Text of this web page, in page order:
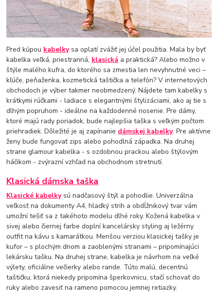
Pred kúpou kabelkysa oplatí zvážiť jej účel použitia. Mala by byť
kabelka veľká, priestranná, klasická a praktická? Alebo možno v
štýle malého kufra, do ktorého sa zmestia len nevyhnutné veci –
kľúče, peňaženka, kozmetická taštička a telefón? V internetových
obchodoch je výber takmer neobmedzený. Nájdete tam kabelky s
krátkymi rúčkami - ladiace s elegantnými štylizáciami, ako aj tie s
dlhým popruhom - ideálne na každodenné nosenie. Pre dámy,
ktoré majú rady poriadok, bude najlepšia taška s veľkým počtom
priehradiek. Dôležité je aj zapínanie dámskej kabelky. Pre aktívne
ženy bude fungovať zips alebo pohodlná západka. Na druhej
strane glamour kabelka - s ozdobnou prackou alebo štýlovým
háčikom - zvýrazní vzhľad na obchodnom stretnutí.
Klasická dámska taška
Klasické kabelkysú nadčasový štýl a pohodlie. Univerzálna
veľkosť na dokumenty A4, hladký strih a obdĺžnikový tvar vám
umožní tešiť sa z takéhoto modelu dlhé roky. Kožená kabelka v
sivej alebo čiernej farbe doplní kancelársky styling aj ležérny
outfit na kávu s kamarátkou. Menšou verziou klasickej tašky je
kufor – s plochým dnom a zaoblenými stranami – pripomínajúci
lekársku tašku. Na druhej strane, kabelka je návrhom na veľké
výlety, oficiálne večierky alebo rande. Túto malú, decentnú
taštičku, ktorá niekedy pripomína šperkovnicu, stačí schovať do
ruky alebo zavesiť na rameno pomocou jemnej retiazky.